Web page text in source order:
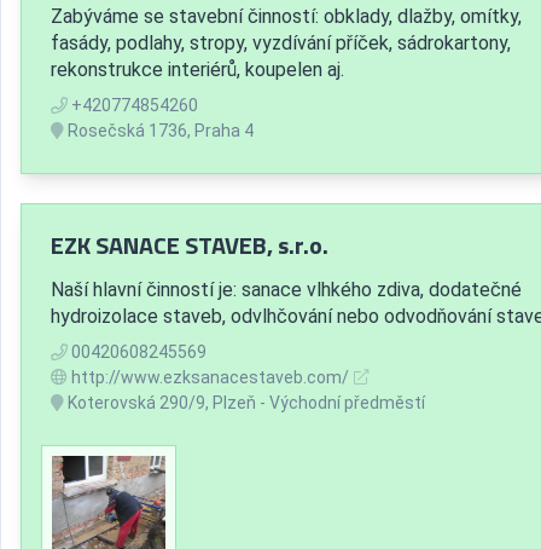
Zabýváme se stavební činností: obklady, dlažby, omítky,
fasády, podlahy, stropy, vyzdívání příček, sádrokartony,
rekonstrukce interiérů, koupelen aj.
+420774854260
Rosečská 1736, Praha 4
EZK SANACE STAVEB, s.r.o.
Naší hlavní činností je: sanace vlhkého zdiva, dodatečné
hydroizolace staveb, odvlhčování nebo odvodňování
00420608245569
http://www.ezksanacestaveb.com/
Koterovská 290/9, Plzeň - Východní předměstí